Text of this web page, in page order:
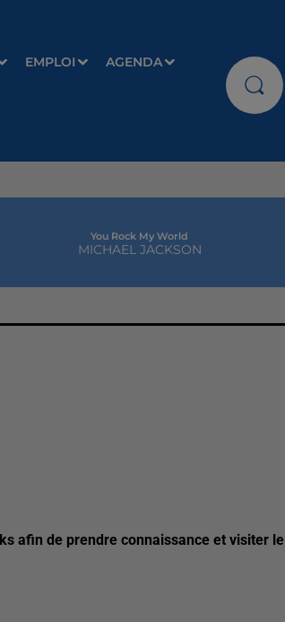
EMPLOI AGENDA
You Rock My World
MICHAEL JACKSON
afin de prendre connaissance et visiter le